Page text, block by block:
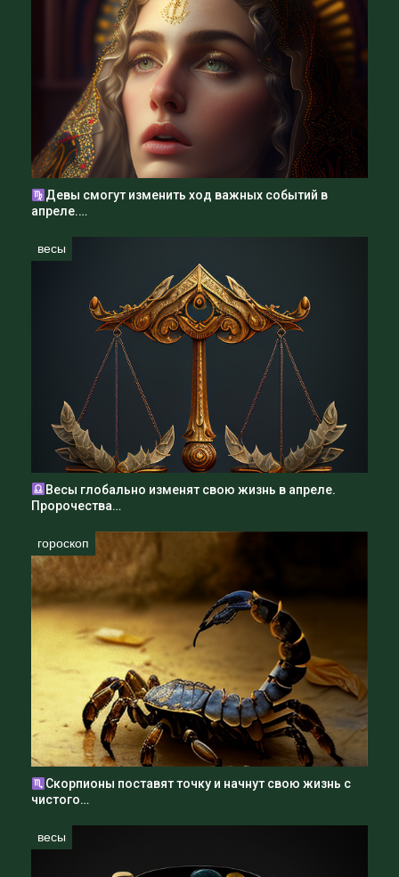
Девы смогут изменить ход важных событий в
апреле.…
весы
Весы глобально изменят свою жизнь в апреле.
Пророчества…
гороскоп
Скорпионы поставят точку и начнут свою жизнь с
чистого…
весы